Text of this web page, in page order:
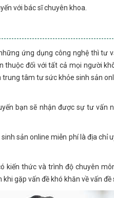
với bác sĩ chuyên khoa.
ứng dụng công nghệ thì tư
đối với tất cả mọi người
tâm tư sức khỏe sinh sản
bạn sẽ nhận được sự tư vấn
sản online miễn phí là địa chỉ
kiến thức và trình độ chuyên
gặp vấn đề khó khăn về vấn đề